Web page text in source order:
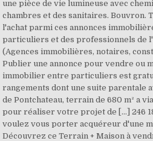
une pièce de vie lumineuse avec
chambres et des sanitaires. Bouvron.
l'achat parmi ces annonces
particuliers et des professionnels de
(Agences immobilières, notaires,
Publier une annonce pour vendre ou
immobilier entre particuliers est
rangements dont une suite parentale
de Pontchateau, terrain de 680 m² a
pour réaliser votre projet de […] 246
voulez vous porter acquéreur d'une
Découvrez ce Terrain + Maison à